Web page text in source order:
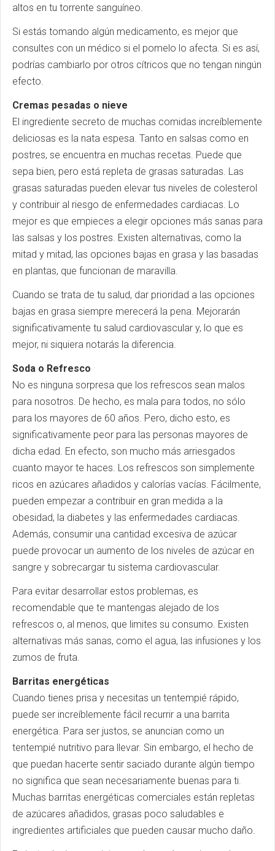
altos en tu torrente sanguíneo.
Si estás tomando algún medicamento, es mejor que
consultes con un médico si el pomelo lo afecta. Si es así,
podrías cambiarlo por otros cítricos que no tengan ningún
efecto.
Cremas pesadas o nieve
El ingrediente secreto de muchas comidas increíblemente
deliciosas es la nata espesa. Tanto en salsas como en
postres, se encuentra en muchas recetas. Puede que
sepa bien, pero está repleta de grasas saturadas. Las
grasas saturadas pueden elevar tus niveles de colesterol
y contribuir al riesgo de enfermedades cardiacas. Lo
mejor es que empieces a elegir opciones más sanas para
las salsas y los postres. Existen alternativas, como la
mitad y mitad, las opciones bajas en grasa y las basadas
en plantas, que funcionan de maravilla.
Cuando se trata de tu salud, dar prioridad a las opciones
bajas en grasa siempre merecerá la pena. Mejorarán
significativamente tu salud cardiovascular y, lo que es
mejor, ni siquiera notarás la diferencia.
Soda o Refresco
No es ninguna sorpresa que los refrescos sean malos
para nosotros. De hecho, es mala para todos, no sólo
para los mayores de 60 años. Pero, dicho esto, es
significativamente peor para las personas mayores de
dicha edad. En efecto, son mucho más arriesgados
cuanto mayor te haces. Los refrescos son simplemente
ricos en azúcares añadidos y calorías vacías. Fácilmente,
pueden empezar a contribuir en gran medida a la
obesidad, la diabetes y las enfermedades cardiacas.
Además, consumir una cantidad excesiva de azúcar
puede provocar un aumento de los niveles de azúcar en
sangre y sobrecargar tu sistema cardiovascular.
Para evitar desarrollar estos problemas, es
recomendable que te mantengas alejado de los
refrescos o, al menos, que limites su consumo. Existen
alternativas más sanas, como el agua, las infusiones y los
zumos de fruta.
Barritas energéticas
Cuando tienes prisa y necesitas un tentempié rápido,
puede ser increíblemente fácil recurrir a una barrita
energética. Para ser justos, se anuncian como un
tentempié nutritivo para llevar. Sin embargo, el hecho de
que puedan hacerte sentir saciado durante algún tiempo
no significa que sean necesariamente buenas para ti.
Muchas barritas energéticas comerciales están repletas
de azúcares añadidos, grasas poco saludables e
ingredientes artificiales que pueden causar mucho daño.